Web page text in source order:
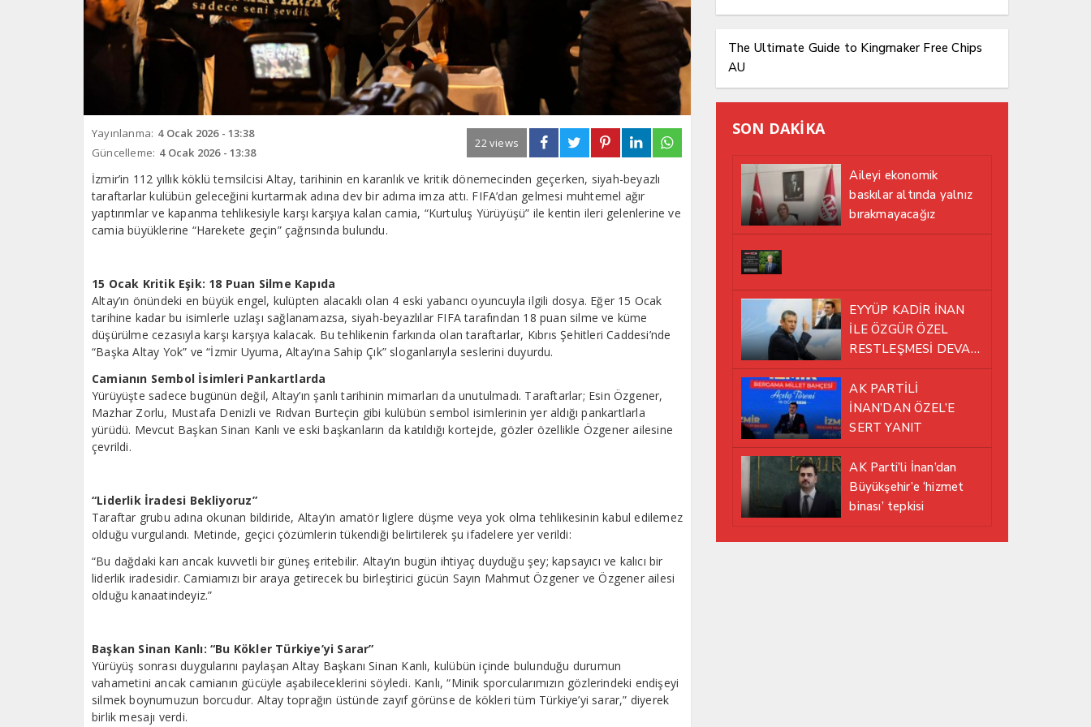
Yayınlanma: 4 Ocak 2026 - 13:38
Güncelleme: 4 Ocak 2026 - 13:38
22 views
İzmir’in 112 yıllık köklü temsilcisi Altay, tarihinin en karanlık ve kritik dönemecinden geçerken, siyah-beyazlı
taraftarlar kulübün geleceğini kurtarmak adına dev bir adıma imza attı. FIFA’dan gelmesi muhtemel ağır
yaptırımlar ve kapanma tehlikesiyle karşı karşıya kalan camia, “Kurtuluş Yürüyüşü” ile kentin ileri gelenlerine ve
camia büyüklerine “Harekete geçin” çağrısında bulundu.
15 Ocak Kritik Eşik: 18 Puan Silme Kapıda
Altay’ın önündeki en büyük engel, kulüpten alacaklı olan 4 eski yabancı oyuncuyla ilgili dosya. Eğer 15 Ocak
tarihine kadar bu isimlerle uzlaşı sağlanamazsa, siyah-beyazlılar FIFA tarafından 18 puan silme ve küme
düşürülme cezasıyla karşı karşıya kalacak. Bu tehlikenin farkında olan taraftarlar, Kıbrıs Şehitleri Caddesi’nde
“Başka Altay Yok” ve “İzmir Uyuma, Altay’ına Sahip Çık” sloganlarıyla seslerini duyurdu.
Camianın Sembol İsimleri Pankartlarda
Yürüyüşte sadece bugünün değil, Altay’ın şanlı tarihinin mimarları da unutulmadı. Taraftarlar; Esin Özgener,
Mazhar Zorlu, Mustafa Denizli ve Rıdvan Burteçin gibi kulübün sembol isimlerinin yer aldığı pankartlarla
yürüdü. Mevcut Başkan Sinan Kanlı ve eski başkanların da katıldığı kortejde, gözler özellikle Özgener ailesine
çevrildi.
“Liderlik İradesi Bekliyoruz”
Taraftar grubu adına okunan bildiride, Altay’ın amatör liglere düşme veya yok olma tehlikesinin kabul edilemez
olduğu vurgulandı. Metinde, geçici çözümlerin tükendiği belirtilerek şu ifadelere yer verildi:
“Bu dağdaki karı ancak kuvvetli bir güneş eritebilir. Altay’ın bugün ihtiyaç duyduğu şey; kapsayıcı ve kalıcı bir
liderlik iradesidir. Camiamızı bir araya getirecek bu birleştirici gücün Sayın Mahmut Özgener ve Özgener ailesi
olduğu kanaatindeyiz.”
Başkan Sinan Kanlı: “Bu Kökler Türkiye’yi Sarar”
Yürüyüş sonrası duygularını paylaşan Altay Başkanı Sinan Kanlı, kulübün içinde bulunduğu durumun
vahametini ancak camianın gücüyle aşabileceklerini söyledi. Kanlı, “Minik sporcularımızın gözlerindeki endişeyi
silmek boynumuzun borcudur. Altay toprağın üstünde zayıf görünse de kökleri tüm Türkiye’yi sarar,” diyerek
birlik mesajı verdi.
The Ultimate Guide to Kingmaker Free Chips
AU
SON DAKİKA
Aileyi ekonomik
baskılar altında yalnız
bırakmayacağız
EYYÜP KADİR İNAN
İLE ÖZGÜR ÖZEL
RESTLEŞMESİ DEVAM
EDİYOR
AK PARTİLİ
İNAN’DAN ÖZEL’E
SERT YANIT
AK Parti’li İnan’dan
Büyükşehir’e ‘hizmet
binası’ tepkisi